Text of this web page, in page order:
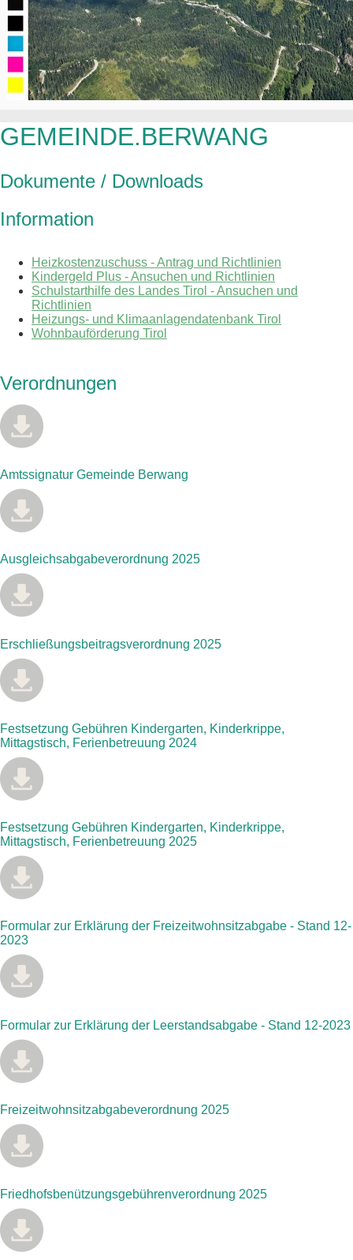
GEMEINDE.BERWANG
Dokumente / Downloads
Information
Heizkostenzuschuss - Antrag und Richtlinien
Kindergeld Plus - Ansuchen und Richtlinien
Schulstarthilfe des Landes Tirol - Ansuchen und
Richtlinien
Heizungs- und Klimaanlagendatenbank Tirol
Wohnbauförderung Tirol
Verordnungen
Amtssignatur Gemeinde Berwang
Ausgleichsabgabeverordnung 2025
Erschließungsbeitragsverordnung 2025
Festsetzung Gebühren Kindergarten, Kinderkrippe,
Mittagstisch, Ferienbetreuung 2024
Festsetzung Gebühren Kindergarten, Kinderkrippe,
Mittagstisch, Ferienbetreuung 2025
Formular zur Erklärung der Freizeitwohnsitzabgabe - Stand 12-
2023
Formular zur Erklärung der Leerstandsabgabe - Stand 12-2023
Freizeitwohnsitzabgabeverordnung 2025
Friedhofsbenützungsgebührenverordnung 2025